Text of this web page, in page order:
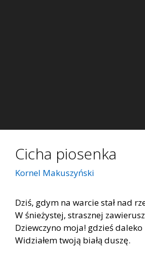
Cicha piosenka
Kornel Makuszyński
Dziś, gdym na warcie stał nad
W śnieżystej, strasznej
Dziewczyno moja! gdzieś daleko
Widziałem twoją białą duszę.